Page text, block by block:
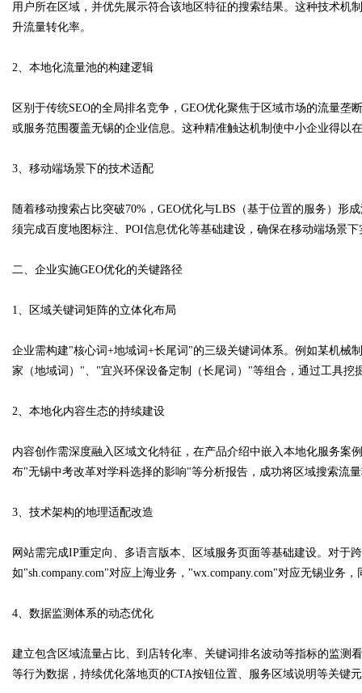
用户所在区域，并优先展示符合该地区特征的搜索结果。这种技术机
升流量转化率。
2、本地化流量池的构建逻辑
区别于传统SEO的全局排名竞争，GEO优化聚焦于区域市场的流量
或服务范围覆盖无锡的企业信息。这种精准触达机制使中小企业得以
3、移动端场景下的技术适配
随着移动搜索占比突破70%，GEO优化与LBS（基于位置的服务）形
须完成百度地图标注、POI信息优化等基础建设，确保在移动端场景
二、企业实施GEO优化的关键路径
1、区域关键词矩阵的立体化布局
企业需构建"核心词+地域词+长尾词"的三级关键词体系。例如某机械
家（地域词）"、"宜兴环保设备定制（长尾词）"等组合，通过工具
2、本地化内容生态的持续建设
内容创作需深度融入区域文化特征，在产品介绍中嵌入本地化服务案
布"无锡中考改革对学科选择的影响"等分析报告，成功将区域搜索流
3、技术架构的地理适配改造
网站需完成IP重定向、多语言版本、区域服务页面等基础建设。对于
如"sh.company.com"对应上海业务，"wx.company.com"对应无锡业务
4、数据监测体系的动态优化
建立包含区域流量占比、到店转化率、关键词排名波动等指标的监测
等行为数据，持续优化落地页的CTA按钮位置、服务区域说明等关键